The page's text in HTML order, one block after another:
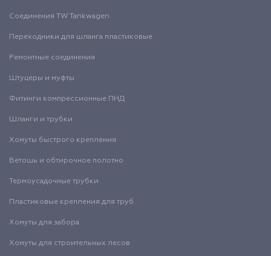
Соединения TW Tankwagen
Переходники для шланга пластиковые
Ремонтные соединения
Штуцеры и муфты
Фитинги компрессионные ПНД
Шланги и трубки
Хомуты быстрого крепления
Ветошь и обтирочное полотно
Термоусадочные трубки
Пластиковые крепления для труб
Хомуты для забора
Хомуты для строительных лесов